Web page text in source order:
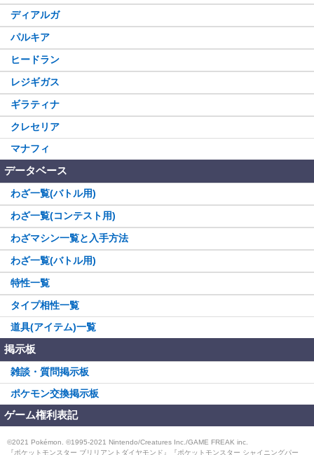
ディアルガ
パルキア
ヒードラン
レジギガス
ギラティナ
クレセリア
マナフィ
データベース
わざ一覧(バトル用)
わざ一覧(コンテスト用)
わざマシン一覧と入手方法
わざ一覧(バトル用)
特性一覧
タイプ相性一覧
道具(アイテム)一覧
掲示板
雑談・質問掲示板
ポケモン交換掲示板
ゲーム権利表記
©2021 Pokémon. ©1995-2021 Nintendo/Creatures Inc./GAME FREAK inc.
『ポケットモンスター ブリリアントダイヤモンド』『ポケットモンスター シャイニングパー